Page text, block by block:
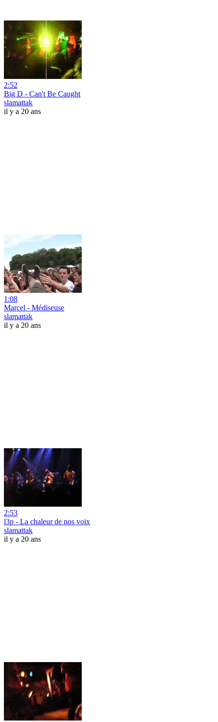
2:52
Big D - Can't Be Caught
slamattak
il y a 20 ans
1:08
Marcel - Médiseuse
slamattak
il y a 20 ans
2:53
l3p - La chaleur de nos voix
slamattak
il y a 20 ans